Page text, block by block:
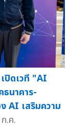
ปิดเวที "AI
นาคาร-
AI เสริมความ
.ค.